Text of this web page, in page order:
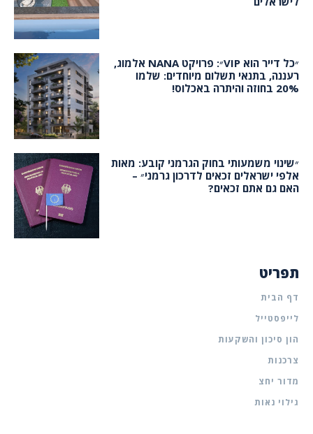
״כל דייר הוא VIP״: פרויקט NANA אלמוג,
רעננה, בתנאי תשלום מיוחדים: שלמו
20% בחוזה והיתרה באכלוס!
״שינוי משמעותי בחוק הגרמני קובע: מאות
אלפי ישראלים זכאים לדרכון גרמני״ –
האם גם אתם זכאים?
תפריט
דף הבית
לייפסטייל
הון סיכון והשקעות
צרכנות
מדור יחצ
גילוי נאות